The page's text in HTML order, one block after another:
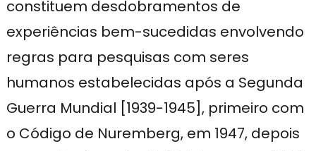
constituem desdobramentos de
experiências bem-sucedidas envolvendo
regras para pesquisas com seres
humanos estabelecidas após a Segunda
Guerra Mundial [1939-1945], primeiro com
o Código de Nuremberg, em 1947, depois